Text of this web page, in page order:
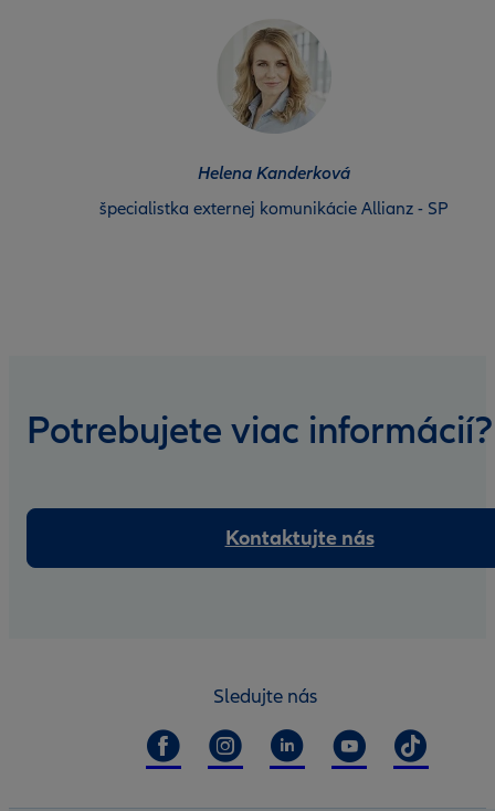
Helena Kanderková
špecialistka externej komunikácie Allianz - SP
Potrebujete viac informácií?
Kontaktujte nás
Sledujte nás